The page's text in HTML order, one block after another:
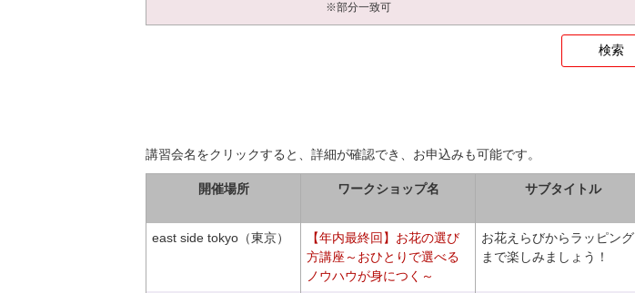
※部分一致可
講習会名をクリックすると、詳細が確認でき、お申込みも可能です。
開催場所 ワークショップ名 サブタイトル
east side tokyo（東京）
【年内最終回】お花の選び
方講座～おひとりで選べる
ノウハウが身につく～
お花えらびからラッピング
まで楽しみましょう！